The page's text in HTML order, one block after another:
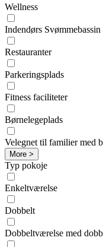
Wellness
Indendørs Svømmebassin
Restauranter
Parkeringsplads
Fitness faciliteter
Børnelegeplads
Velegnet til familier med
More >
Typ pokoje
Enkeltværelse
Dobbelt
Dobbeltværelse med